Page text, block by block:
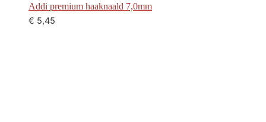
Addi premium haaknaald 7,0mm
€ 5,45